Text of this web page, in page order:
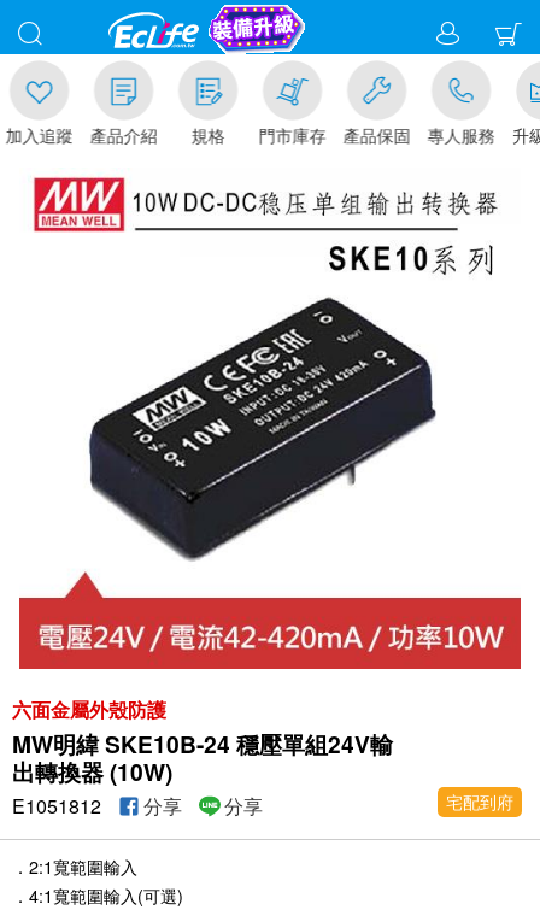
加入追蹤 產品介紹 規格 門市庫存 產品保固 專人服務 升
六面金屬外殼防護
MW明緯 SKE10B-24 穩壓單組24V輸
出轉換器 (10W)
宅配到府
E1051812 分享 分享
．2:1寬範圍輸入
．4:1寬範圍輸入(可選)